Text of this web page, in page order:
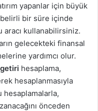
yapanlar için büyük
belirli bir süre içinde
aracı kullanabilirsiniz.
gelecekteki finansal
yardımcı olur.
hesaplama,
hesaplanmasıyla
hesaplamalarla,
önceden